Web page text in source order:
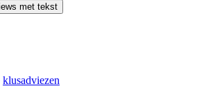
met tekst
klusadviezen